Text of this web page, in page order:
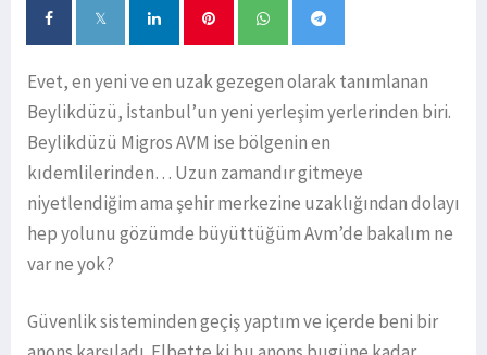
Evet, en yeni ve en uzak gezegen olarak tanımlanan
Beylikdüzü, İstanbul’un yeni yerleşim yerlerinden biri.
Beylikdüzü Migros AVM ise bölgenin en
kıdemlilerinden… Uzun zamandır gitmeye
niyetlendiğim ama şehir merkezine uzaklığından dolayı
hep yolunu gözümde büyüttüğüm Avm’de bakalım ne
var ne yok?
Güvenlik sisteminden geçiş yaptım ve içerde beni bir